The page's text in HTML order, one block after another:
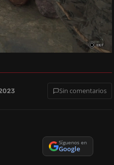
Sin comentarios
Síguenos en
Google